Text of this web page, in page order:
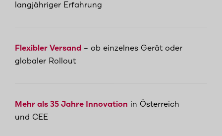
langjähriger Erfahrung
Flexibler Versand – ob einzelnes Gerät oder
globaler Rollout
Mehr als 35 Jahre Innovation in Österreich
und CEE